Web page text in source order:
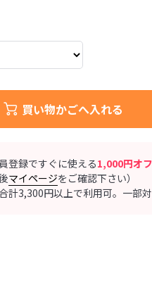
買い物かごへ入れる
登録ですぐに使える1,000円オ
マイページをご確認下さい）
計3,300円以上で利用可。一部対